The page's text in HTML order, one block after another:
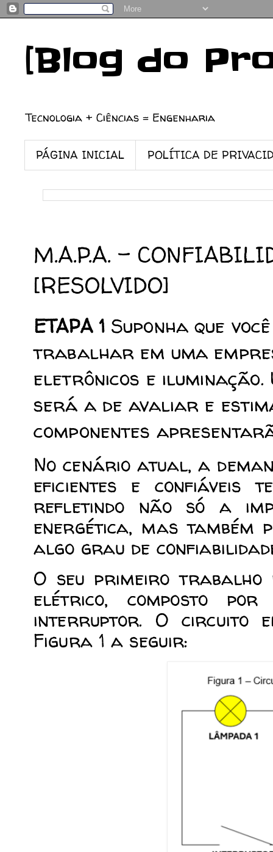
[Blog do
Tecnologia + Ciências = Engenharia
PÁGINA INICIAL POLÍTICA DE
M.A.P.A. -
[RESOLVIDO]
ETAPA 1 Suponha que
trabalhar em uma
eletrônicos e iluminação.
será a de avaliar e
componentes
No cenário atual, a
eficientes e confiáveis
refletindo não só a
energética, mas também
algo grau de
O seu primeiro
elétrico, composto
interruptor. O circuito
Figura 1 a seguir: